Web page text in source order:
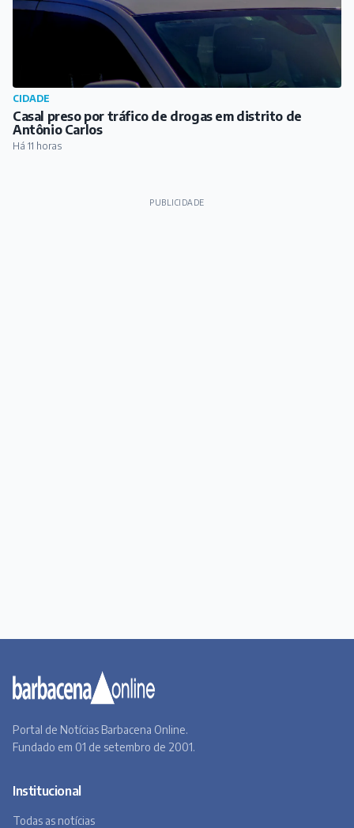
CIDADE
Casal preso por tráfico de drogas em distrito de
Antônio Carlos
Há 11 horas
PUBLICIDADE
Portal de Notícias Barbacena Online.
Fundado em 01 de setembro de 2001.
Institucional
Todas as notícias